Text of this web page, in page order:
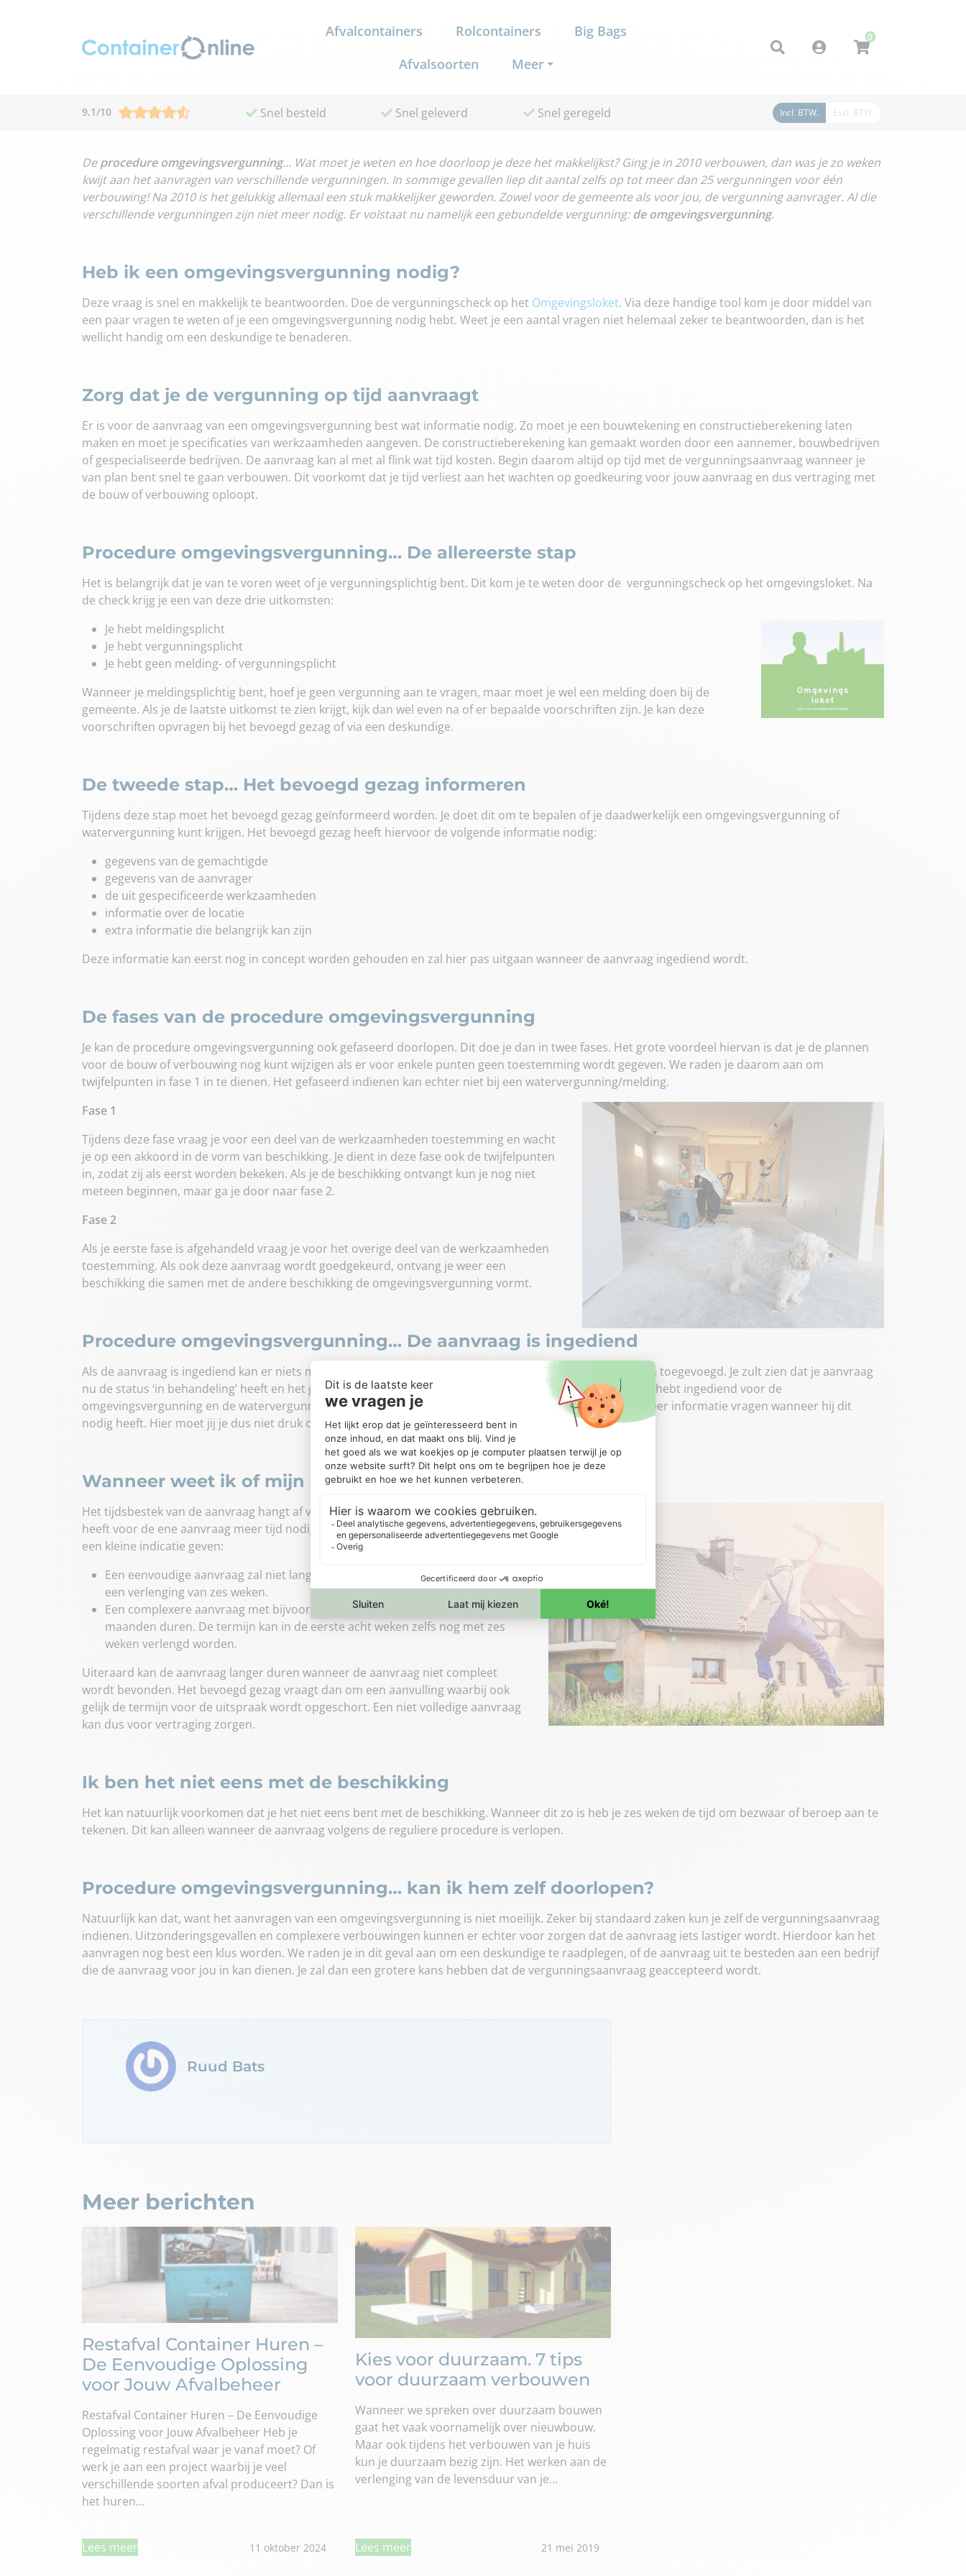
Afvalcontainers Rolcontainers
Big Bags
Afvalsoorten
Meer
Account
0
9,1/10 Snel besteld Snel geleverd Snel geregeld Incl. BTW. Excl. BTW.
Deprocedure omgevingsvergunning… Wat moet je weten en hoe doorloop je deze het makkelijkst? Ging je in 2010 verbouwen, dan was je zo weken
kwijt aan het aanvragen van verschillende vergunningen. In sommige gevallen liep dit aantal zelfs op tot meer dan 25 vergunningen voor één
verbouwing! Na 2010 is het gelukkig allemaal een stuk makkelijker geworden. Zowel voor de gemeente als voor jou, de vergunning aanvrager. Al die
verschillende vergunningen zijn niet meer nodig. Er volstaat nu namelijk een gebundelde vergunning:de omgevingsvergunning.
Heb ik een omgevingsvergunning nodig?
Deze vraag is snel en makkelijk te beantwoorden. Doe de vergunningscheck op het Omgevingsloket. Via deze handige tool kom je door middel van
een paar vragen te weten of je een omgevingsvergunning nodig hebt. Weet je een aantal vragen niet helemaal zeker te beantwoorden, dan is het
wellicht handig om een deskundige te benaderen.
Zorg dat je de vergunning op tijd aanvraagt
Er is voor de aanvraag van een omgevingsvergunning best wat informatie nodig. Zo moet je een bouwtekening en constructieberekening laten
maken en moet je specificaties van werkzaamheden aangeven. De constructieberekening kan gemaakt worden door een aannemer, bouwbedrijven
of gespecialiseerde bedrijven. De aanvraag kan al met al flink wat tijd kosten. Begin daarom altijd op tijd met de vergunningsaanvraag wanneer je
van plan bent snel te gaan verbouwen. Dit voorkomt dat je tijd verliest aan het wachten op goedkeuring voor jouw aanvraag en dus vertraging met
de bouw of verbouwing oploopt.
Procedure omgevingsvergunning… De allereerste stap
Het is belangrijk dat je van te voren weet of je vergunningsplichtig bent. Dit kom je te weten door de vergunningscheck op het omgevingsloket. Na
de check krijg je een van deze drie uitkomsten:
Je hebt meldingsplicht
Je hebt vergunningsplicht
Je hebt geen melding- of vergunningsplicht
Wanneer je meldingsplichtig bent, hoef je geen vergunning aan te vragen, maar moet je wel een melding doen bij de
gemeente. Als je de laatste uitkomst te zien krijgt, kijk dan wel even na of er bepaalde voorschriften zijn. Je kan deze
voorschriften opvragen bij het bevoegd gezag of via een deskundige.
De tweede stap… Het bevoegd gezag informeren
Tijdens deze stap moet het bevoegd gezag geïnformeerd worden. Je doet dit om te bepalen of je daadwerkelijk een omgevingsvergunning of
watervergunning kunt krijgen. Het bevoegd gezag heeft hiervoor de volgende informatie nodig:
gegevens van de gemachtigde
gegevens van de aanvrager
de uit gespecificeerde werkzaamheden
informatie over de locatie
extra informatie die belangrijk kan zijn
Deze informatie kan eerst nog in concept worden gehouden en zal hier pas uitgaan wanneer de aanvraag ingediend wordt.
De fases van de procedure omgevingsvergunning
Je kan de procedure omgevingsvergunning ook gefaseerd doorlopen. Dit doe je dan in twee fases. Het grote voordeel hiervan is dat je de plannen
voor de bouw of verbouwing nog kunt wijzigen als er voor enkele punten geen toestemming wordt gegeven. We raden je daarom aan om
twijfelpunten in fase 1 in te dienen. Het gefaseerd indienen kan echter niet bij een watervergunning/melding.
Fase 1
Tijdens deze fase vraag je voor een deel van de werkzaamheden toestemming en wacht
je op een akkoord in de vorm van beschikking. Je dient in deze fase ook de twijfelpunten
in, zodat zij als eerst worden bekeken. Als je de beschikking ontvangt kun je nog niet
meteen beginnen, maar ga je door naar fase 2.
Fase 2
Als je eerste fase is afgehandeld vraag je voor het overige deel van de werkzaamheden
toestemming. Als ook deze aanvraag wordt goedgekeurd, ontvang je weer een
beschikking die samen met de andere beschikking de omgevingsvergunning vormt.
Procedure omgevingsvergunning… De aanvraag is ingediend
Als de aanvraag is ingediend kan er niets meer gewijzigd worden. Er kunnen nog wel extra bijlagen worden toegevoegd. Je zult zien dat je aanvraag
nu de status ‘in behandeling’ heeft en het gevoegd gezag zal de aanvraag beoordelen. Als je een aanvraag hebt ingediend voor de
omgevingsvergunning en de watervergunning, zullen deze apart worden bekeken. Het bevoegd zal om meer informatie vragen wanneer hij dit
nodig heeft. Hier moet jij je dus niet druk om maken.
Wanneer weet ik of mijn aanvraag is goedgekeurd?
Het tijdsbestek van de aanvraag hangt af van de aanvraag zelf. Het bevoegd gezag
heeft voor de ene aanvraag meer tijd nodig dan voor de andere. We kunnen wel
een kleine indicatie geven:
Een eenvoudige aanvraag zal niet langer duren dan acht weken, met eventueel
een verlenging van zes weken.
Een complexere aanvraag met bijvoorbeeld een hoog risico kan tot zes
maanden duren. De termijn kan in de eerste acht weken zelfs nog met zes
weken verlengd worden.
Uiteraard kan de aanvraag langer duren wanneer de aanvraag niet compleet
wordt bevonden. Het bevoegd gezag vraagt dan om een aanvulling waarbij ook
gelijk de termijn voor de uitspraak wordt opgeschort. Een niet volledige aanvraag
kan dus voor vertraging zorgen.
Ik ben het niet eens met de beschikking
Het kan natuurlijk voorkomen dat je het niet eens bent met de beschikking. Wanneer dit zo is heb je zes weken de tijd om bezwaar of beroep aan te
tekenen. Dit kan alleen wanneer de aanvraag volgens de reguliere procedure is verlopen.
Procedure omgevingsvergunning… kan ik hem zelf doorlopen?
Natuurlijk kan dat, want het aanvragen van een omgevingsvergunning is niet moeilijk. Zeker bij standaard zaken kun je zelf de vergunningsaanvraag
indienen. Uitzonderingsgevallen en complexere verbouwingen kunnen er echter voor zorgen dat de aanvraag iets lastiger wordt. Hierdoor kan het
aanvragen nog best een klus worden. We raden je in dit geval aan om een deskundige te raadplegen, of de aanvraag uit te besteden aan een bedrijf
die de aanvraag voor jou in kan dienen. Je zal dan een grotere kans hebben dat de vergunningsaanvraag geaccepteerd wordt.
Ruud Bats
Meer berichten
Restafval Container Huren –
De Eenvoudige Oplossing
voor Jouw Afvalbeheer
Restafval Container Huren – De Eenvoudige
Oplossing voor Jouw Afvalbeheer Heb je
regelmatig restafval waar je vanaf moet? Of
werk je aan een project waarbij je veel
verschillende soorten afval produceert? Dan is
het huren…
Lees meer 11 oktober 2024
Kies voor duurzaam. 7 tips
voor duurzaam verbouwen
Wanneer we spreken over duurzaam bouwen
gaat het vaak voornamelijk over nieuwbouw.
Maar ook tijdens het verbouwen van je huis
kun je duurzaam bezig zijn. Het werken aan de
verlenging van de levensduur van je…
Lees meer 21 mei 2019